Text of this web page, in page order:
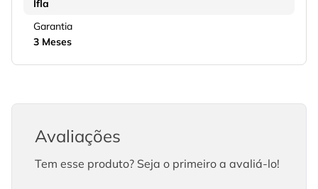
Ifla
Garantia
3 Meses
Avaliações
Tem esse produto? Seja o primeiro a avaliá-lo!